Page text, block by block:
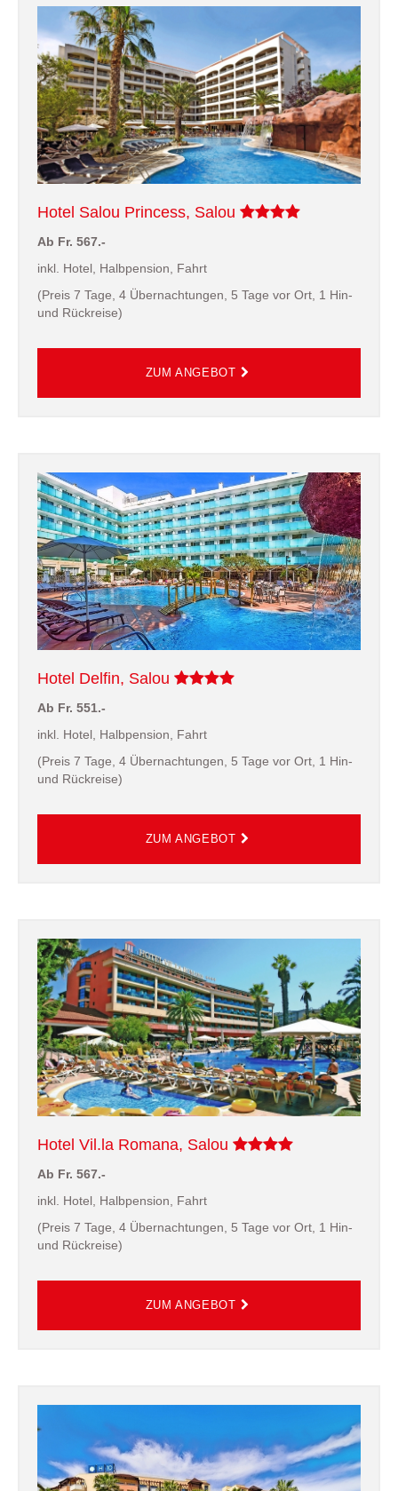
Hotel Salou Princess, Salou
Ab Fr. 567.-
inkl. Hotel, Halbpension, Fahrt
(Preis 7 Tage, 4 Übernachtungen, 5 Tage vor Ort, 1 Hin-
und Rückreise)
Hotel Delfin, Salou
Ab Fr. 551.-
inkl. Hotel, Halbpension, Fahrt
(Preis 7 Tage, 4 Übernachtungen, 5 Tage vor Ort, 1 Hin-
und Rückreise)
Hotel Vil.la Romana, Salou
Ab Fr. 567.-
inkl. Hotel, Halbpension, Fahrt
(Preis 7 Tage, 4 Übernachtungen, 5 Tage vor Ort, 1 Hin-
und Rückreise)